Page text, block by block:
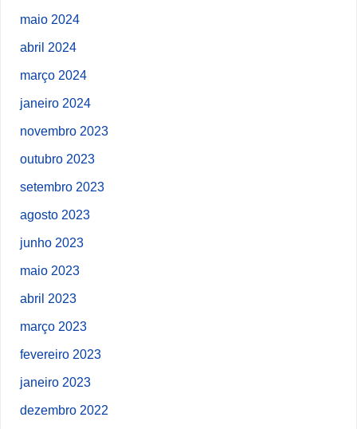
maio 2024
abril 2024
março 2024
janeiro 2024
novembro 2023
outubro 2023
setembro 2023
agosto 2023
junho 2023
maio 2023
abril 2023
março 2023
fevereiro 2023
janeiro 2023
dezembro 2022